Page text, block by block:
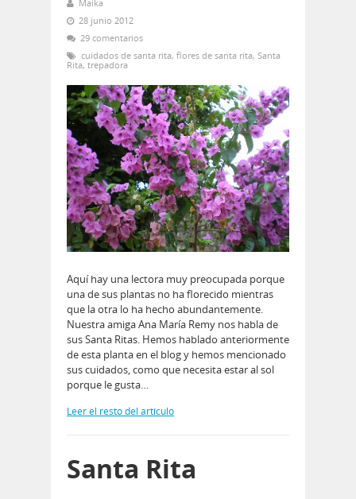
Maika
28 junio 2012
29 comentarios
cuidados de santa rita, flores de santa rita, Santa
Rita, trepadora
Aquí hay una lectora muy preocupada porque
una de sus plantas no ha florecido mientras
que la otra lo ha hecho abundantemente.
Nuestra amiga Ana María Remy nos habla de
sus Santa Ritas. Hemos hablado anteriormente
de esta planta en el blog y hemos mencionado
sus cuidados, como que necesita estar al sol
porque le gusta…
Leer el resto del artículo
Santa Rita